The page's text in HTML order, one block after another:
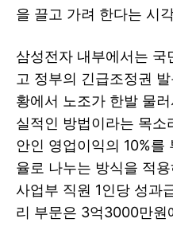
을 끌고 가려 한다는 시
삼성전자 내부에서는 국
고 정부의 긴급조정권
황에서 노조가 한발 물
실적인 방법이라는 목소
안인 영업이익의 10%를
율로 나누는 방식을 적
사업부 직원 1인당 성과
리 부문은 3억3000만원